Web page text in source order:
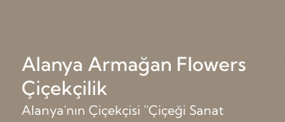
Alanya Armağan Flowers
Çiçekçilik
Alanya'nın Çiçekçisi ''Çiçeği Sanat